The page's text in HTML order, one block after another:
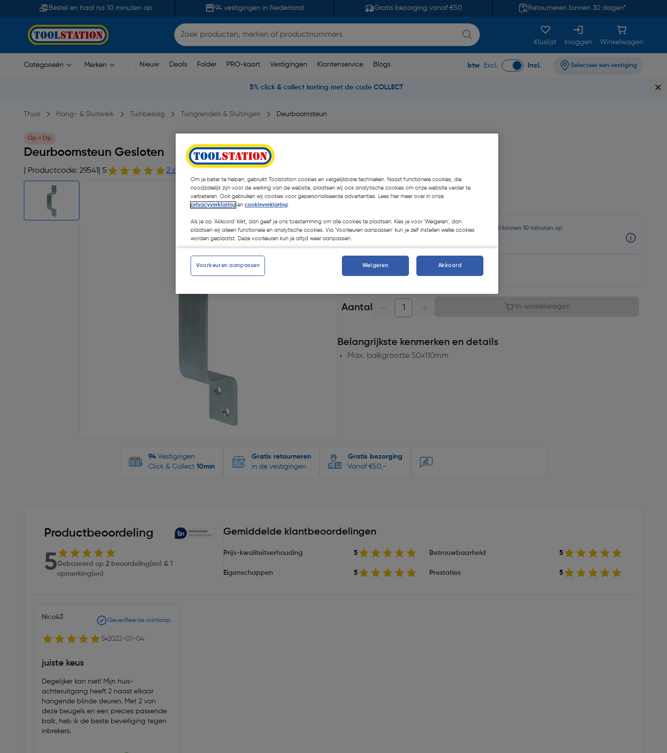
Bestel en haal na 10 minuten op 94 vestigingen in Nederland Gratis bezorging vanaf €50 Retourneren binnen 30 dagen*
Kluslijst Inloggen Winkelwagen
Categorieën Merken Nieuw Deals Folder PRO-kaart Vestigingen Klantenservice Blogs btw Excl. Incl. Selecteer een vestiging
5% click & collect korting met de code COLLECT
Thuis Hang- & Sluitwerk Tuinbeslag Tuingrendels & Sluitingen Deurboomsteun
Op = Op
Deurboomsteun Gesloten
| Productcode: 29541 | 5 2 opmerking(en)
€ 0,21| Excl. btw € 0,17
Selecteer winkel - Bekijk voorraadniveaus en haal binnen 10 minuten op
Geen voorraad beschikbaar
Aantal In winkelwagen
Belangrijkste kenmerken en details
Max. balkgrootte 50x110mm
94 Vestigingen
Click & Collect 10min
Gratis retourneren
in de vestigingen
Gratis bezorging
Vanaf €50,-
Productbeoordeling
5Gebaseerd op 2 beoordeling(en) & 1
opmerking(en)
Gemiddelde klantbeoordelingen
Prijs-kwaliteitverhouding 5 Betrouwbaarheid 5
Eigenschappen 5 Prestaties 5
Nico43 Geverifieerde aankoop
5 2022-01-04
juiste keus
Degelijker kan niet! Mijn huis-
achteruitgang heeft 2 naast elkaar
hangende blinde deuren. Met 2 van
deze beugels en een precies passende
balk, heb ik de beste beveiliging tegen
inbrekers.
Om je beter te helpen, gebruikt Toolstation cookies en vergelijkbare technieken. Naast functionele cookies, die
noodzakelijk zijn voor de werking van de website, plaatsen wij ook analytische cookies om onze website verder te
verbeteren. Ook gebruiken wij cookies voor gepersonaliseerde advertenties. Lees hier meer over in onze
privacyverklaring en cookieverklaring.
Als je op 'Akkoord' klikt, dan geef je ons toestemming om alle cookies te plaatsen. Kies je voor 'Weigeren', dan
plaatsen wij alleen functionele en analytische cookies. Via 'Voorkeuren aanpassen' kun je zelf instellen welke cookies
worden geplaatst. Deze voorkeuren kun je altijd weer aanpassen.
Voorkeuren aanpassen Weigeren Akkoord